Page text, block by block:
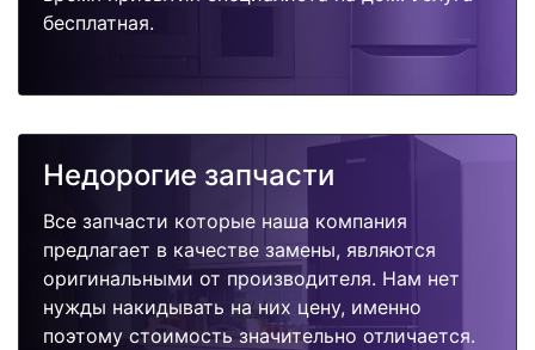
бесплатная.
Недорогие запчасти
Все запчасти которые наша компания
предлагает в качестве замены, являются
оригинальными от производителя. Нам нет
нужды накидывать на них цену, именно
поэтому стоимость значительно отличается.